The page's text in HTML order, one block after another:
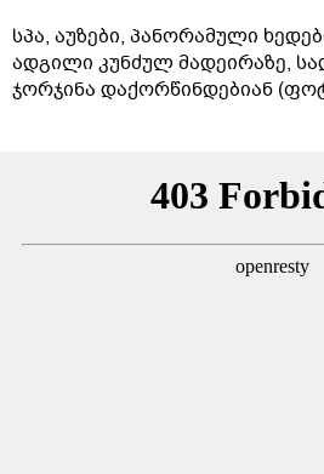
სპა, აუზები, პანორამული
ადგილი კუნძულ მადეირაზე,
ჯორჯინა დაქორწინდებიან